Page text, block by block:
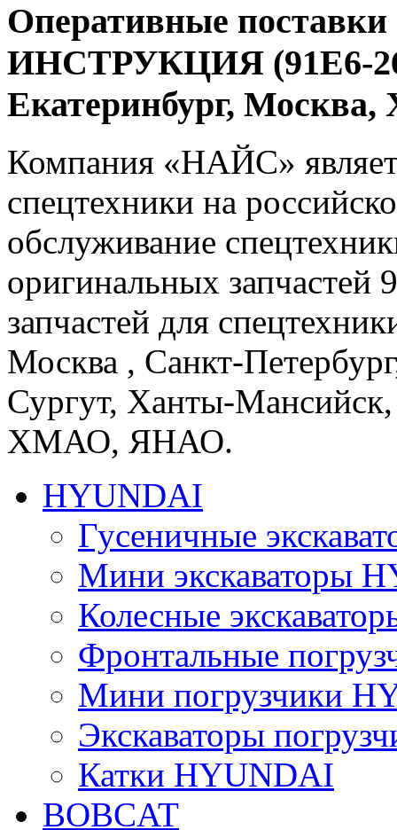
Оперативные
ИНСТРУКЦИЯ (91E6-
Екатеринбург,
Компания «НАЙС»
спецтехники на
обслуживание
оригинальных
запчастей для
Москва , Санкт-
Сургут, Ханты-
ХМАО, ЯНАО.
HYUNDAI
Гусеничные
Мини экскаваторы
Колесные
Фронтальные
Мини погрузчики
Экскаваторы
Катки HYUNDAI
BOBCAT